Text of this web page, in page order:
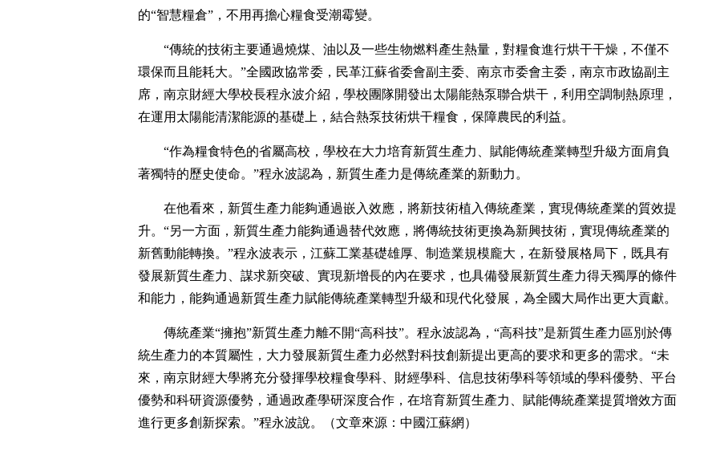
的“智慧糧倉”，不用再擔心糧食受潮霉變。
“傳統的技術主要通過燒煤、油以及一些生物燃料產生熱量，對糧食進行烘干干燥，不僅不
環保而且能耗大。”全國政協常委，民革江蘇省委會副主委、南京市委會主委，南京市政協副主
席，南京財經大學校長程永波介紹，學校團隊開發出太陽能熱泵聯合烘干，利用空調制熱原理，
在運用太陽能清潔能源的基礎上，結合熱泵技術烘干糧食，保障農民的利益。
“作為糧食特色的省屬高校，學校在大力培育新質生產力、賦能傳統產業轉型升級方面肩負
著獨特的歷史使命。”程永波認為，新質生產力是傳統產業的新動力。
在他看來，新質生產力能夠通過嵌入效應，將新技術植入傳統產業，實現傳統產業的質效提
升。“另一方面，新質生產力能夠通過替代效應，將傳統技術更換為新興技術，實現傳統產業的
新舊動能轉換。”程永波表示，江蘇工業基礎雄厚、制造業規模龐大，在新發展格局下，既具有
發展新質生產力、謀求新突破、實現新增長的內在要求，也具備發展新質生產力得天獨厚的條件
和能力，能夠通過新質生產力賦能傳統產業轉型升級和現代化發展，為全國大局作出更大貢獻。
傳統產業“擁抱”新質生產力離不開“高科技”。程永波認為，“高科技”是新質生產力區別於傳
統生產力的本質屬性，大力發展新質生產力必然對科技創新提出更高的要求和更多的需求。“未
來，南京財經大學將充分發揮學校糧食學科、財經學科、信息技術學科等領域的學科優勢、平台
優勢和科研資源優勢，通過政產學研深度合作，在培育新質生產力、賦能傳統產業提質增效方面
進行更多創新探索。”程永波說。（文章來源：中國江蘇網）